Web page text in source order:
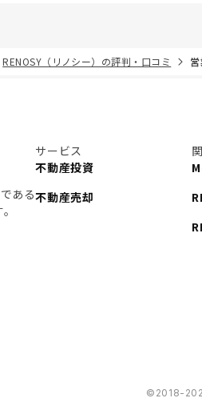
RENOSY（リノシー）の評判・口コミ
ある
サービス
不動産投資
不動産売却
©︎2018-